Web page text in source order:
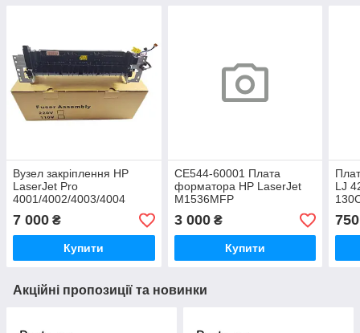
Вузел закріплення HP
LaserJet Pro
4001/4002/4003/4004
LaserJet Pro MFP
4101/4102/4103/4104
(RM2-4696 / RM2-4697)
7 000 ₴
Купити
CE544-60001 Плата
форматора HP LaserJet
M1536MFP
3 000₴
Купити
LJ
750
Акційні пропозиції та новинки